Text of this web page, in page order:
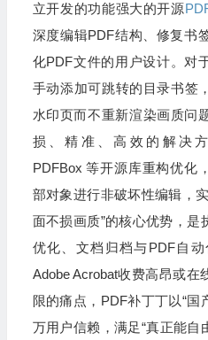
立开发的功能强大的开源
深度编辑PDF结构、修复书
化PDF文件的用户设计。对
手动添加可跳转的目录书签
水印页而不重新渲染画质问
损、精准、高效的解决
PDFBox 等开源库重构优化
部对象进行非破坏性编辑，
面不损画质”的核心优势，是
优化、文档归档与PDF自
Adobe Acrobat收费高昂或
限的痛点，PDF补丁丁以“国
万用户信赖，满足“真正能自